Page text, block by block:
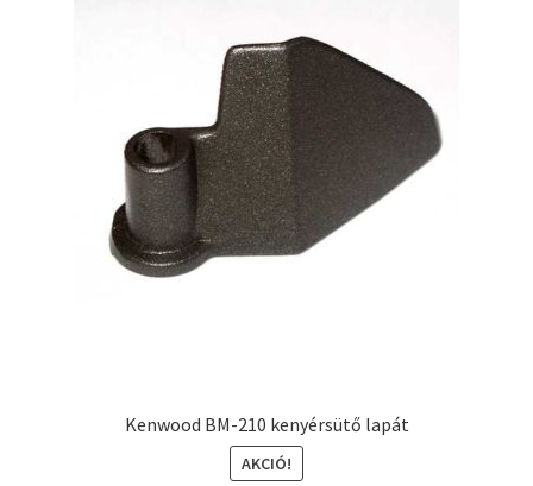
Kenwood BM-210 kenyérsütő lapát
AKCIÓ!